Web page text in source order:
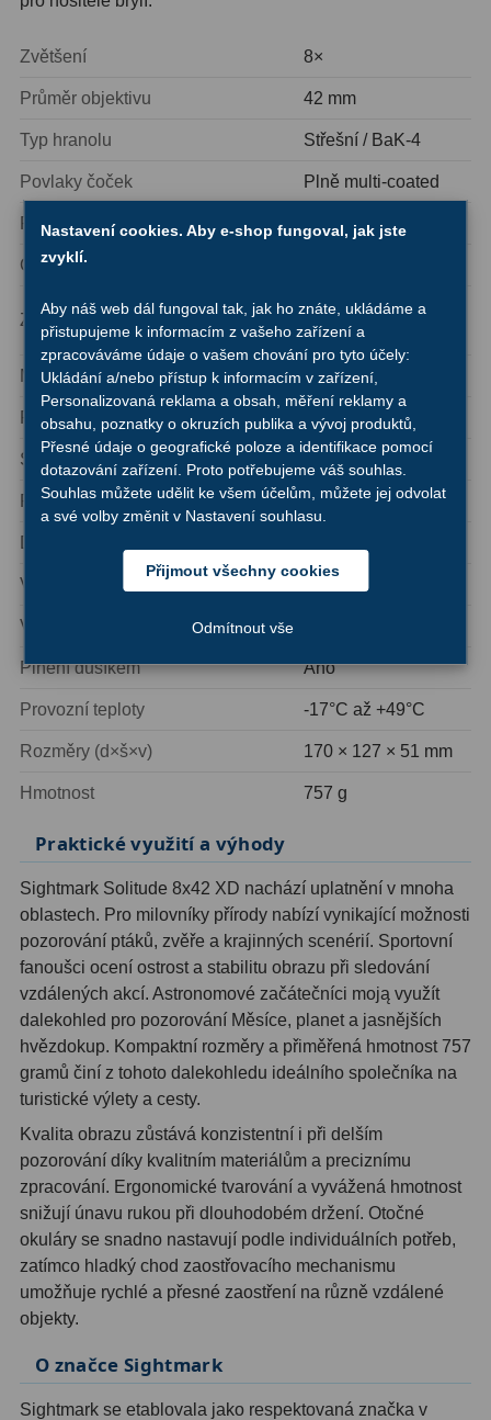
Azimutální AZ
Paralaktické EQ
Fotografické montáže5
Stativy a pilíře
Objímky 10
Motory a pohony13
Upínací prvky13
Závaží3
Ostatní22
Seřízení
Zrcátka a hranoly61
Diagonální zrcátka
Diagonální hranoly7
Amici hranoly 45°11
Amici hranoly 90° 7
AstroFoto 306
Planetární kamery 19
Deep-Sky kamery 28
Guiding kamery14
Adaptéry projekční 11
Adaptéry T239
Adaptéry M48
Filtry L-RGB7
Filtry IR-Pass6
Zvětšení 8×
Průměr objektivu 42 mm
Typ hranolu Střešní / BaK-4
Povlaky čoček Plně multi-coated
Průměr výstupní zornice 5,2 mm
Oční reliéf
Zorné pole
8,12° / 142 m na
1000 m
Minimální zaostřovací vzdálenost 2 m
Relativní jas 27,04
Soumrakový index
Rozlišení 4″
Vzdálenost mezi zornicemi 56-74 mm
Vodotěsnost
Plnění dusíkem Ano
Provozní teploty -17°C až +49°C
Rozměry (d×š×v) 170 × 127 × 51 mm
Hmotnost 757 g
Praktické využití a výhody
Sightmark Solitude 8x42 XD nachází uplatnění v mnoha
oblastech. Pro milovníky přírody nabízí vynikající možnosti
pozorování ptáků, zvěře a krajinných scenérií. Sportovní
fanoušci ocení ostrost a stabilitu obrazu při sledování
vzdálených akcí. Astronomové začátečníci moją využít
dalekohled pro pozorování Měsíce, planet a jasnějších
hvězdokup. Kompaktní rozměry a přiměřená hmotnost 757
gramů činí z tohoto dalekohledu ideálního společníka na
turistické výlety a cesty.
Kvalita obrazu zůstává konzistentní i při delším
pozorování díky kvalitním materiálům a preciznímu
zpracování. Ergonomické tvarování a vyvážená hmotnost
snižují únavu rukou při dlouhodobém držení. Otočné
okuláry se snadno nastavují podle individuálních potřeb,
zatímco hladký chod zaostřovacího mechanismu
umožňuje rychlé a přesné zaostření na různě vzdálené
objekty.
O značce Sightmark
Sightmark se etablovala jako respektovaná značka v
Nastavení cookies. Aby e-shop fungoval, jak jste
zvyklí.
Aby náš web dál fungoval tak, jak ho znáte, ukládáme a
přistupujeme k informacím z vašeho zařízení a
zpracováváme údaje o vašem chování pro tyto účely:
Ukládání a/nebo přístup k informacím v zařízení,
Personalizovaná reklama a obsah, měření reklamy a
obsahu, poznatky o okruzích publika a vývoj produktů,
Přesné údaje o geografické poloze a identifikace pomocí
dotazování zařízení. Proto potřebujeme váš souhlas.
Souhlas můžete udělit ke všem účelům, můžete jej odvolat
a své volby změnit v Nastavení souhlasu.
Přijmout všechny cookies
Odmítnout vše